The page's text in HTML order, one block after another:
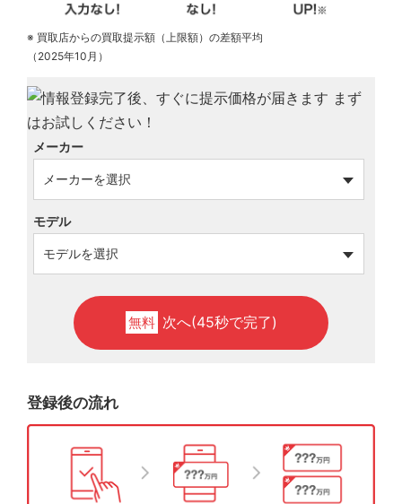
※ 買取店からの買取提示額（上限額）の差額平均
（2025年10月）
メーカー
モデル
無料 次へ(45秒で完了)
登録後の流れ